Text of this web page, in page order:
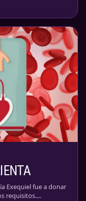
Exequiel fue a donar
requisitos....